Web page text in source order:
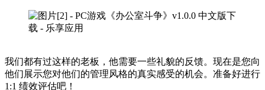
我们都有过这样的老板，他需要一些礼貌的反馈。现在是您向
他们展示您对他们的管理风格的真实感受的机会。准备好进行
1:1 绩效评估吧！